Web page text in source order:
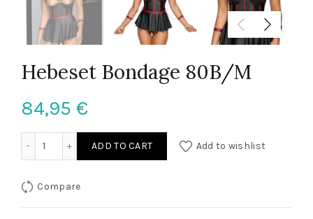
Hebeset Bondage 80B/M
84,95 €
Hebeset Bondage 80B/M quantity
ADD TO CART Add to wishlist
Compare